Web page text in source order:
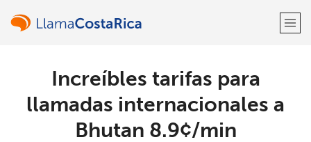
¡Bienvenido!
Increíbles tarifas para
llamadas internacionales a
Bhutan ⁦8.9¢⁩/min